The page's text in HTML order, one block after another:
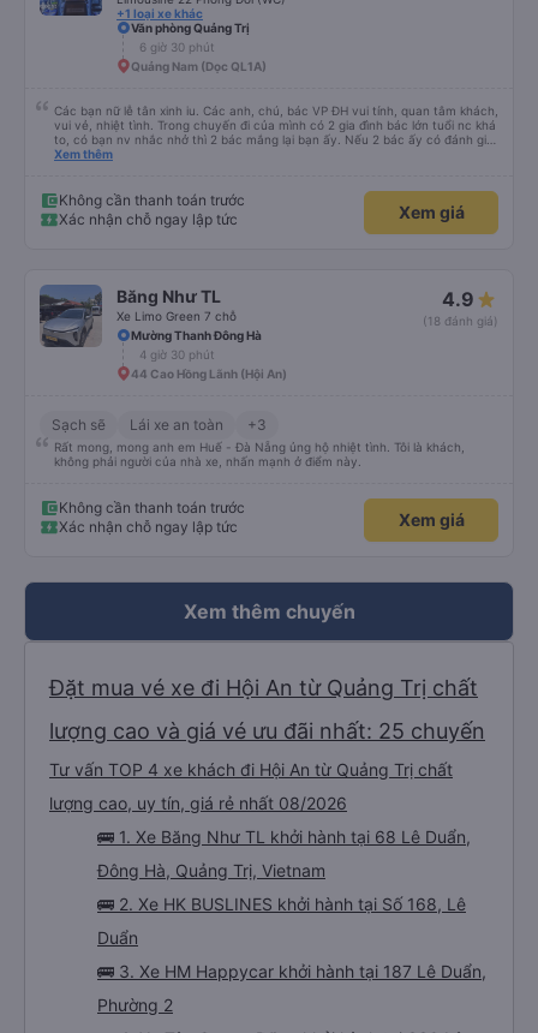
+1 loại xe khác
Văn phòng Quảng Trị
6 giờ 30 phút
Quảng Nam (Dọc QL1A)
Các bạn nữ lễ tân xinh iu. Các anh, chú, bác VP ĐH vui tính, quan tâm khách,
vui vẻ, nhiệt tình. Trong chuyến đi của mình có 2 gia đình bác lớn tuổi nc khá
to, có bạn nv nhắc nhở thì 2 bác mắng lại bạn ấy. Nếu 2 bác ấy có đánh giá
xấu thì mình ngược lại nha. Bạn ấy nhắc nhở rất đúng. 2 bác nói rất to. To
bạn ấy nha. Nếu bạn ấy bị trừ thì bảo bạn ấy liên hệ sđt của mình, mình hỗ
trợ ạ. Số mình đuôi 666, chuyến ĐH-NT ngày 16/1. À các bạn nữ lễ tân xinh
iu còn đổi cho mình phòng đơn sang đôi xong còn note là (một mình) yêu
Xem thêm
Không cần thanh toán trước
Xác nhận chỗ ngay lập tức
Xem giá
Băng Như TL
Xe Limo Green 7 chỗ
4.9
(18 đánh giá)
Mường Thanh Đông Hà
4 giờ 30 phút
44 Cao Hồng Lãnh (Hội An)
Sạch sẽ Lái xe an toàn +3
Rất mong, mong anh em Huế - Đà Nẵng ủng hộ nhiệt tình. Tôi là khách,
không phải người của nhà xe, nhấn mạnh ở điểm này.
Không cần thanh toán trước
Xác nhận chỗ ngay lập tức
Xem giá
Xem thêm chuyến
Đặt mua vé xe đi Hội An từ Quảng Trị chất
lượng cao và giá vé ưu đãi nhất: 25 chuyến
Tư vấn TOP 4 xe khách đi Hội An từ Quảng Trị chất
lượng cao, uy tín, giá rẻ nhất 08/2026
🚌 1. Xe Băng Như TL khởi hành tại 68 Lê Duẩn,
Đông Hà, Quảng Trị, Vietnam
🚌 2. Xe HK BUSLINES khởi hành tại Số 168, Lê
Duẩn
🚌 3. Xe HM Happycar khởi hành tại 187 Lê Duẩn,
Phường 2